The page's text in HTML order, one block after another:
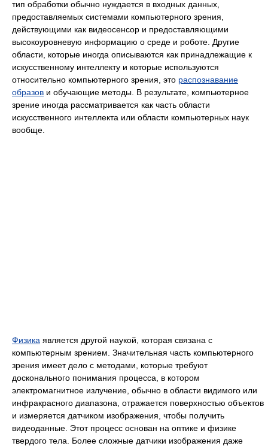
тип обработки обычно нуждается в входных данных,
предоставляемых системами компьютерного зрения,
действующими как видеосенсор и предоставляющими
высокоуровневую информацию о среде и роботе. Другие
области, которые иногда описываются как принадлежащие к
искусственному интеллекту и которые используются
относительно компьютерного зрения, это распознавание
образов и обучающие методы. В результате, компьютерное
зрение иногда рассматривается как часть области
искусственного интеллекта или области компьютерных наук
вообще.
Физика является другой наукой, которая связана с
компьютерным зрением. Значительная часть компьютерного
зрения имеет дело с методами, которые требуют
досконального понимания процесса, в котором
электромагнитное излучение, обычно в области видимого или
инфракрасного диапазона, отражается поверхностью объектов
и измеряется датчиком изображения, чтобы получить
видеоданные. Этот процесс основан на оптике и физике
твердого тела. Более сложные датчики изображения даже